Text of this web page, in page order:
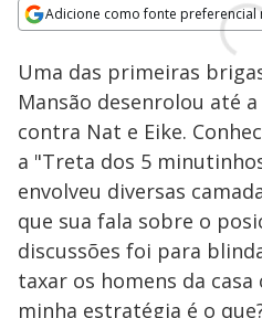
Adicione como fonte preferencial
Uma das primeiras
Mansão desenrolou até
contra Nat e Eike.
a "Treta dos 5
envolveu diversas
que sua fala sobre o
discussões foi para
taxar os homens da
minha estratégia é o